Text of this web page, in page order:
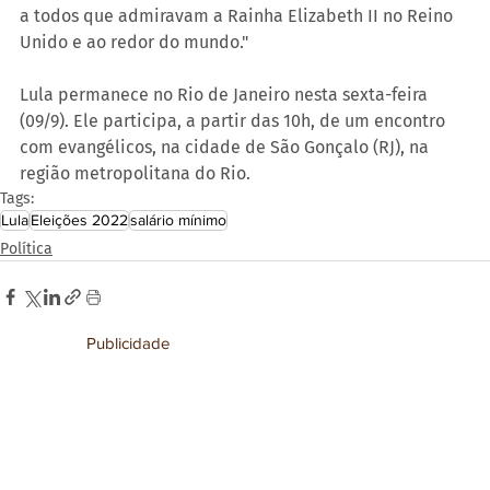
a todos que admiravam a Rainha Elizabeth II no Reino
Unido e ao redor do mundo."
Lula permanece no Rio de Janeiro nesta sexta-feira
(09/9). Ele participa, a partir das 10h, de um encontro
com evangélicos, na cidade de São Gonçalo (RJ), na
região metropolitana do Rio.
Tags:
LulaEleições 2022salário mínimo
Política
Publicidade